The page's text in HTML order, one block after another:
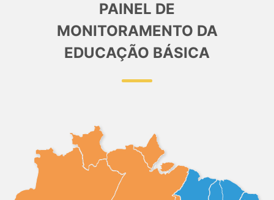
PAINEL DE
MONITORAMENTO DA
EDUCAÇÃO BÁSICA